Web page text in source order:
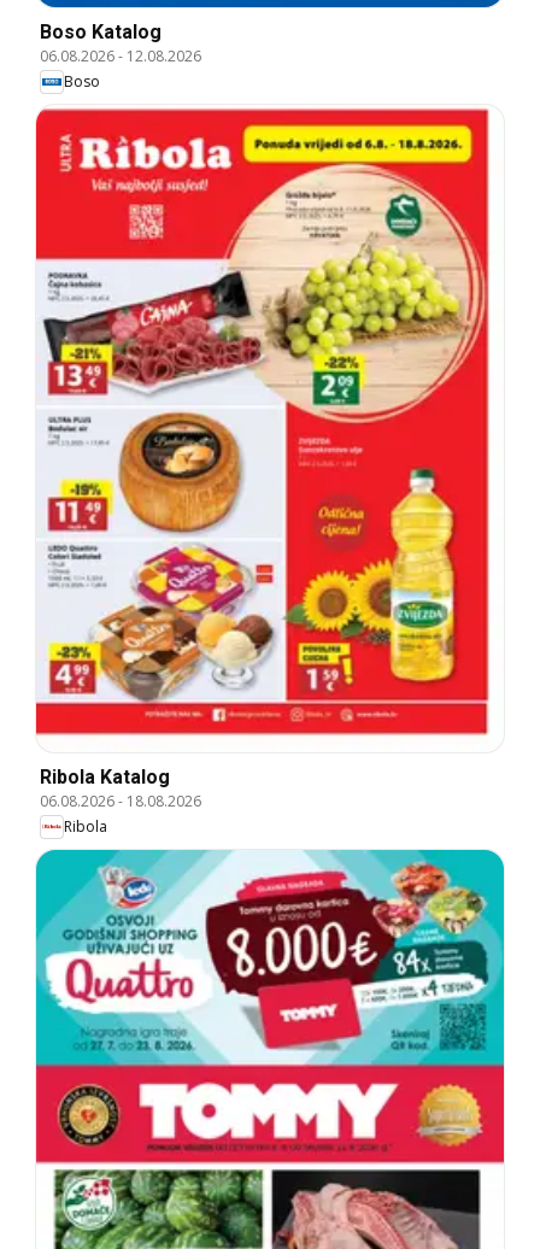
Boso Katalog
06.08.2026- 12.08.2026
Boso
Ribola Katalog
06.08.2026- 18.08.2026
Ribola